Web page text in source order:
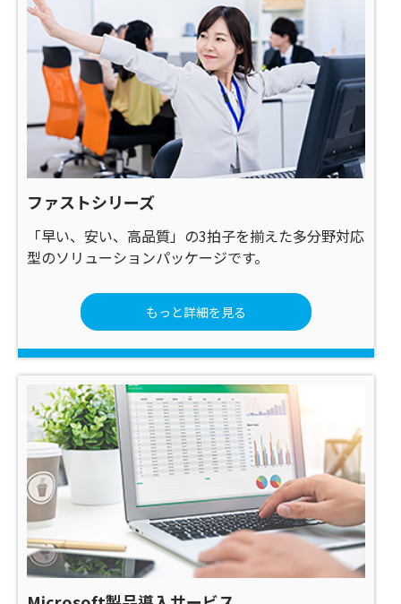
ファストシリーズ
「早い、安い、高品質」の3拍子を揃えた多分野対応
型のソリューションパッケージです。
もっと詳細を見る